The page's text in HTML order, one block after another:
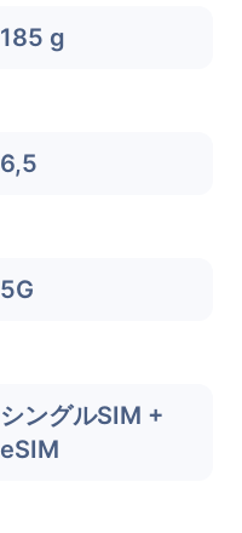
185 g
6,5
5G
シングルSIM +
eSIM